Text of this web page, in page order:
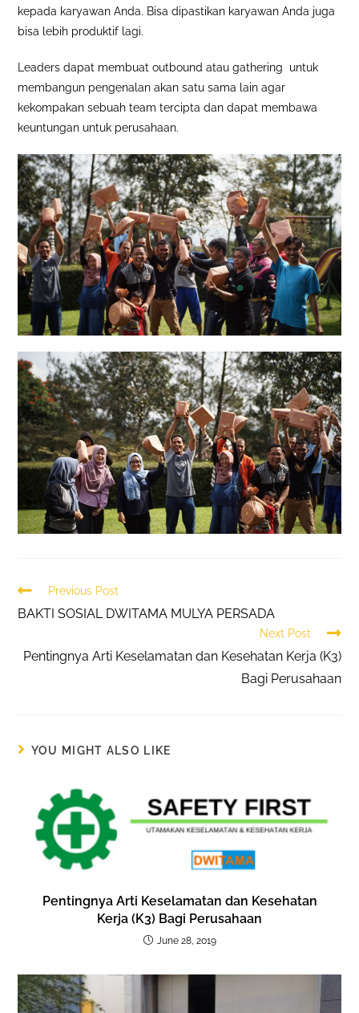
kepada karyawan Anda. Bisa dipastikan karyawan Anda juga
bisa lebih produktif lagi.
Leaders dapat membuat outbound atau gathering untuk
membangun pengenalan akan satu sama lain agar
kekompakan sebuah team tercipta dan dapat membawa
keuntungan untuk perusahaan.
Read
articles
Previous Post
BAKTI SOSIAL DWITAMA MULYA PERSADA
Next Post
Pentingnya Arti Keselamatan dan Kesehatan Kerja (K3)
Bagi Perusahaan
YOU MIGHT ALSO LIKE
Pentingnya Arti Keselamatan dan Kesehatan
Kerja (K3) Bagi Perusahaan
June 28, 2019